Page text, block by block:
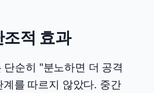
적 효과
순히 "분노하면 더 공격
를 따르지 않았다. 중간